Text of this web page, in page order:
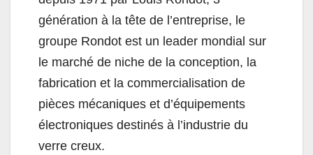
génération à la tête de l’entreprise, le
groupe Rondot est un leader mondial sur
le marché de niche de la conception, la
fabrication et la commercialisation de
pièces mécaniques et d’équipements
électroniques destinés à l’industrie du
verre creux.